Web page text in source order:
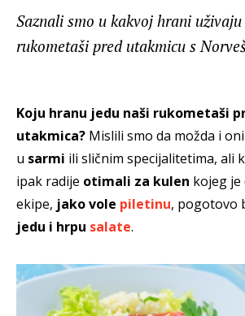
Saznali smo u kakvoj hrani
rukometaši pred utakmicu s
Koju hranu jedu naši rukometaši
utakmica? Mislili smo da možda i
u sarmi ili sličnim specijalitetima, ali
ipak radije otimali za kulen kojeg
ekipe, jako vole piletinu, pogotovo
jedu i hrpu salate.